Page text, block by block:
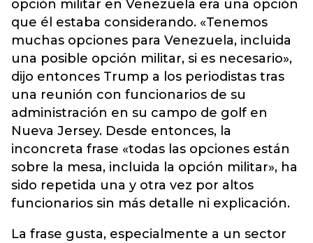
opción militar en Venezuela era una opción
que él estaba considerando. «Tenemos
muchas opciones para Venezuela, incluida
una posible opción militar, si es necesario»,
dijo entonces Trump a los periodistas tras
una reunión con funcionarios de su
administración en su campo de golf en
Nueva Jersey. Desde entonces, la
inconcreta frase «todas las opciones están
sobre la mesa, incluida la opción militar», ha
sido repetida una y otra vez por altos
funcionarios sin más detalle ni explicación.
La frase gusta, especialmente a un sector